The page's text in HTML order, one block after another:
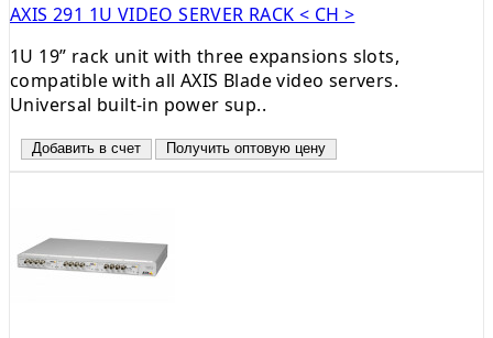
AXIS 291 1U VIDEO SERVER RACK < CH >
1U 19” rack unit with three expansions slots,
compatible with all AXIS Blade video servers.
Universal built-in power sup..
Добавить в счет Получить оптовую цену